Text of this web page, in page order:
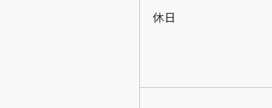
休日